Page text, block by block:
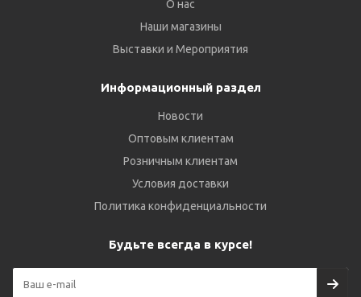
О нас
Наши магазины
Выставки и Мероприятия
Информационный раздел
Новости
Оптовым клиентам
Розничным клиентам
Условия доставки
Политика конфиденциальности
Будьте всегда в курсе!